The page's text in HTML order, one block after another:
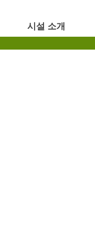
시설 소개